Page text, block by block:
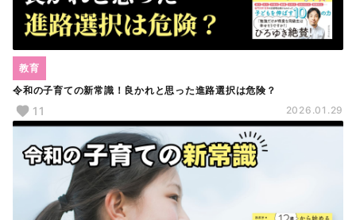
令和の子育ての新常識！良かれと思った進路選択は危険？
教育
11 2026.01.29